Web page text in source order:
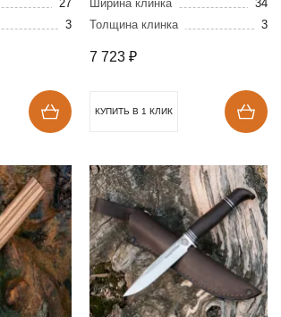
27
3
Ширина клинка
34
Толщина клинка
3
7 723 ₽
КУПИТЬ В 1 КЛИК